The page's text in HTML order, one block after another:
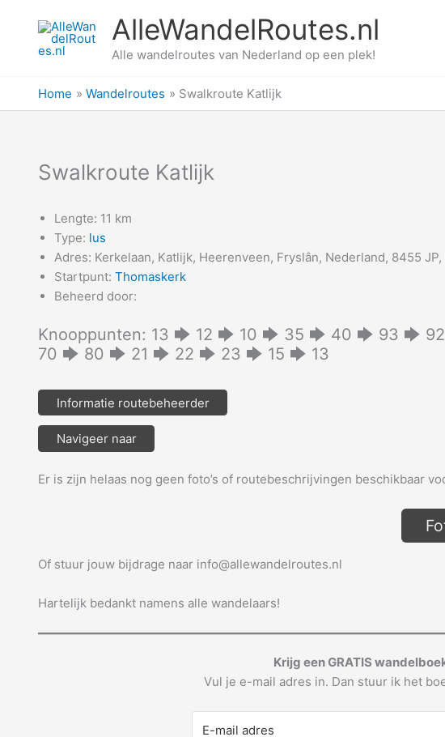
AlleWandelRoutes.nl
Alle wandelroutes van Nederland op een plek!
Home Wandelroutes Swalkroute Katlijk
Swalkroute Katlijk
Lengte: 11 km
Type: lus
Adres: Kerkelaan, Katlijk, Heerenveen, Fryslân, Nederland, 8455
Startpunt: Thomaskerk
Beheerd door:
Knooppunten: 13 🡆 12 🡆 10 🡆 35 🡆 40 🡆 93 🡆
70 🡆 80 🡆 21 🡆 22 🡆 23 🡆 15 🡆 13
Informatie routebeheerder
Navigeer naar
Er is zijn helaas nog geen foto’s of routebeschrijvingen beschikbaar
Of stuur jouw bijdrage naar info@allewandelroutes.nl
Hartelijk bedankt namens alle wandelaars!
Krijg een GRATIS
Vul je e-mail adres in. Dan stuur ik het